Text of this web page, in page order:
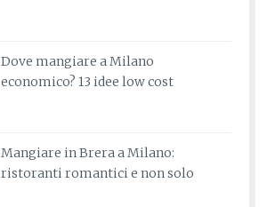
Dove mangiare a Milano
economico? 13 idee low cost
Mangiare in Brera a Milano:
ristoranti romantici e non solo